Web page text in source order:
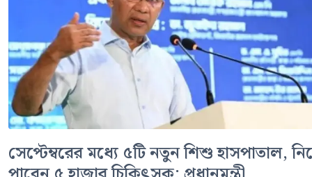
সেপ্টেম্বরের মধ্যে ৫টি নতুন শিশু হাসপাতাল,